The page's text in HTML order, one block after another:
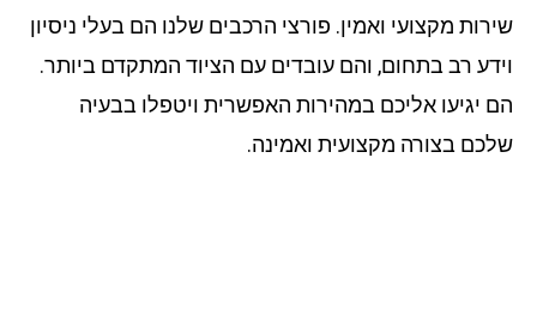
מקצועי ואמין. פורצי הרכבים שלנו הם בעלי ניסיון
רב בתחום, והם עובדים עם הציוד המתקדם ביותר.
יגיעו אליכם במהירות האפשרית ויטפלו בבעיה
בצורה מקצועית ואמינה.